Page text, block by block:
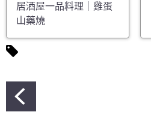
居酒屋一品料理｜雞蛋
山藥燒
文